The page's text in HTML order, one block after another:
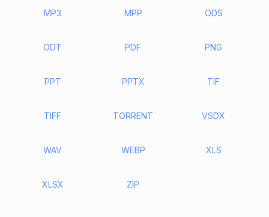
MP3 MPP ODS
ODT PDF PNG
PPT PPTX TIF
TIFF TORRENT VSDX
WAV WEBP XLS
XLSX ZIP